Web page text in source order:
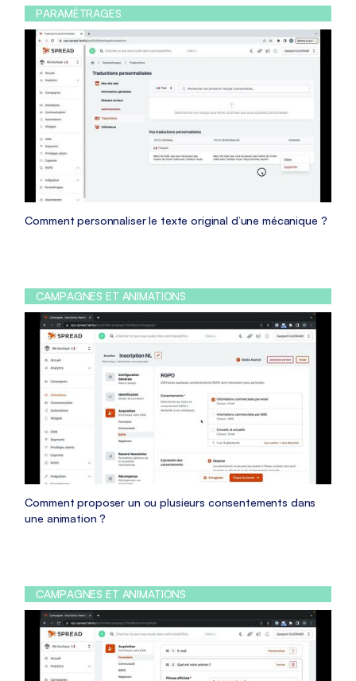
PARAMÉTRAGES
Comment personnaliser le texte original d’une mécanique ?
CAMPAGNES ET ANIMATIONS
Comment proposer un ou plusieurs consentements dans
une animation ?
CAMPAGNES ET ANIMATIONS